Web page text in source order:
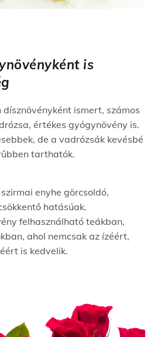
is
ismert, számos
értékes gyógynövény is.
de a vadrózsák kevésbé
tarthatók.
enyhe görcsoldó,
hatásúak.
felhasználható teákban,
ahol nemcsak az ízéért,
is kedvelik.